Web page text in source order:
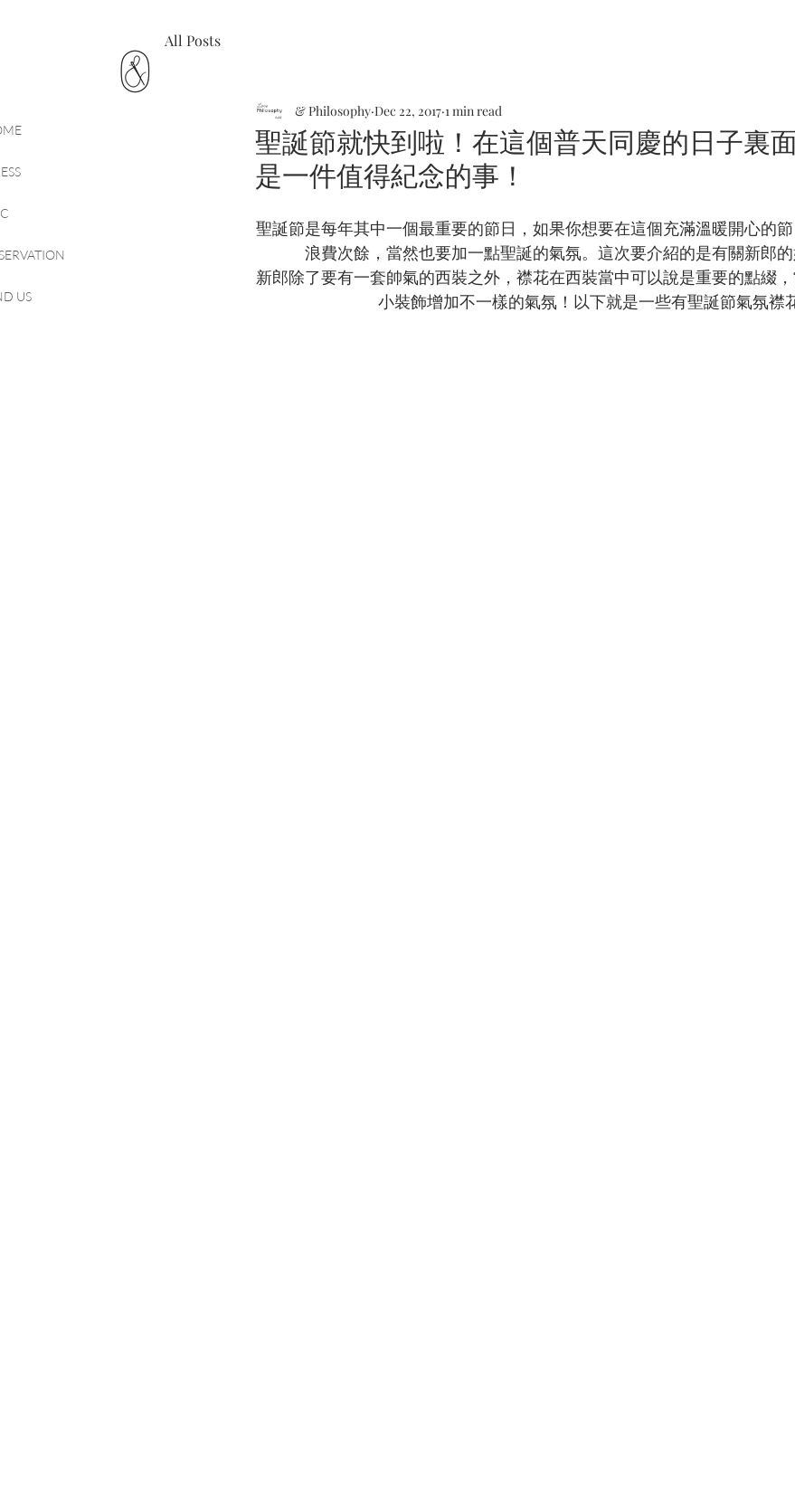
All Posts
聖誕節就快到啦！在這個普天同慶的日子裏
是一件值得紀念的事！
& Philosophy Dec 22, 2017 1 min read
聖誕節是每年其中一個最重要的節日，如果你想要在這個充滿溫暖開心的
浪費次餘，當然也要加一點聖誕的氣氛。這次要介紹的是有關新郎的
新郎除了要有一套帥氣的西裝之外，襟花在西裝當中可以說是重要的點綴
小裝飾增加不一樣的氣氛！以下就是一些有聖誕節氣氛襟
US